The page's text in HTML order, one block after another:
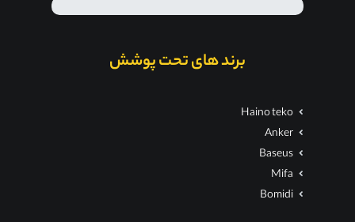
برند های تحت پوشش
Haino teko
Anker
Baseus
Mifa
Bomidi